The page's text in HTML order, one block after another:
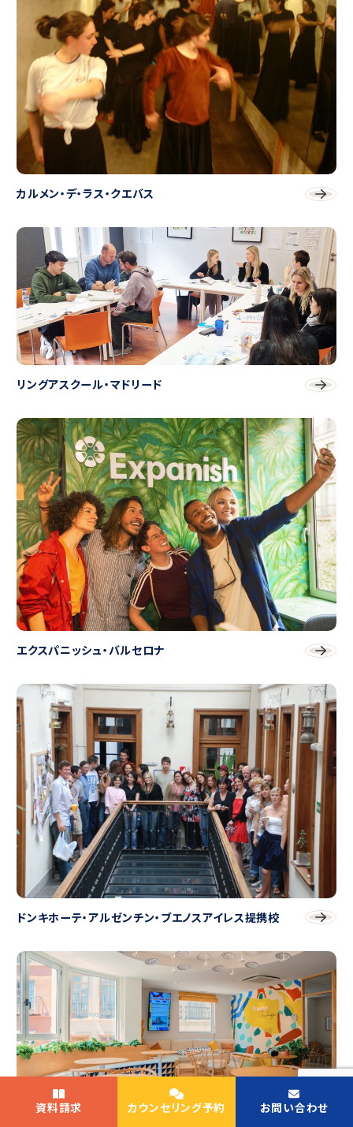
資料請求 カウンセリング予約 お問い合わせ
カルメン・デ・ラス・クエバス
リングアスクール・マドリード
エクスパニッシュ・バルセロナ
ドンキホーテ・アルゼンチン・ブエノスアイレス提携校